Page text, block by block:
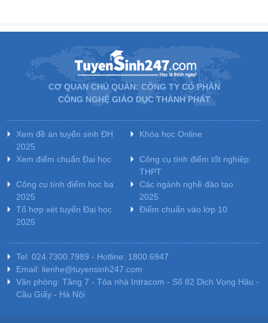
CƠ QUAN CHỦ QUẢN: CÔNG TY CỔ PHẦN
CÔNG NGHỆ GIÁO DỤC THÀNH PHÁT
Xem đề án tuyển sinh ĐH
2025
Khóa học Online
Xem điểm chuẩn Đại học
Công cụ tính điểm tốt nghiệp
THPT
Công cụ tính điểm học bạ
2025
Các ngành nghề đào tạo
2025
Tổ hợp xét tuyển Đại học
2025
Điểm chuẩn vào lớp 10
Tel: 024.7300.7989 - Hotline: 1800.6947
Email: lienhe@tuyensinh247.com
Văn phòng: Tầng 7 - Tòa nhà Intracom - Số 82 Dịch Vọng Hậu -
Cầu Giấy - Hà Nội